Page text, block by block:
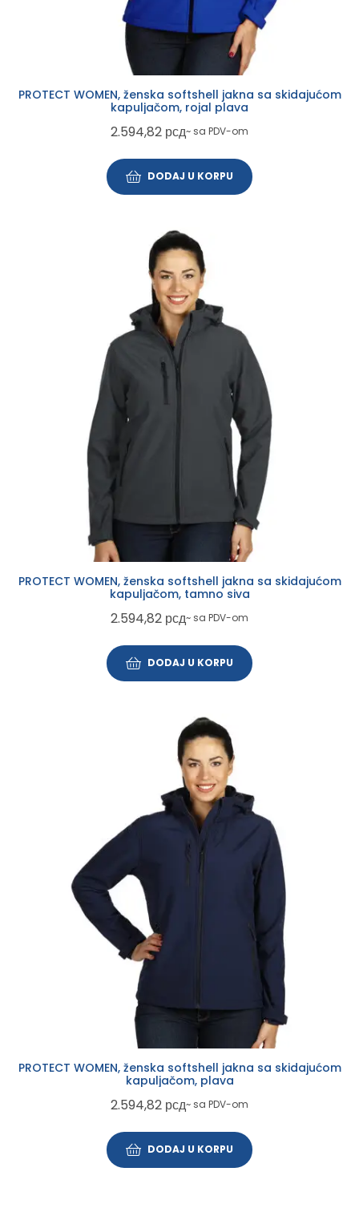
PROTECT WOMEN, ženska softshell jakna sa skidajućom
kapuljačom, rojal plava
2.594,82 рсд~ sa PDV-om
DODAJ U KORPU
PROTECT WOMEN, ženska softshell jakna sa skidajućom
kapuljačom, tamno siva
2.594,82 рсд~ sa PDV-om
DODAJ U KORPU
PROTECT WOMEN, ženska softshell jakna sa skidajućom
kapuljačom, plava
2.594,82 рсд~ sa PDV-om
DODAJ U KORPU